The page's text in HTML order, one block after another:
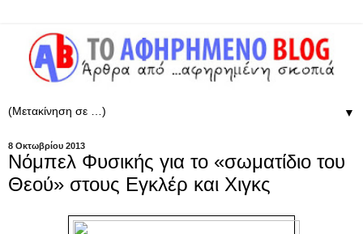
▼
8 Οκτωβρίου 2013
Νόμπελ Φυσικής για το «σωματίδιο του
Θεού» στους Εγκλέρ και Χιγκς